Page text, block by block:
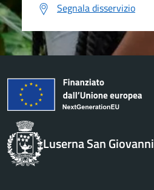
Segnala disservizio
Luserna San Giovanni